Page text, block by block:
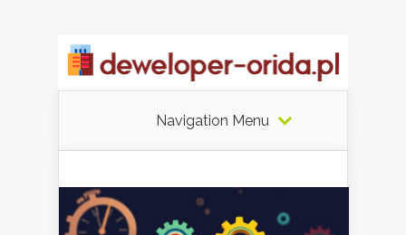
Navigation Menu